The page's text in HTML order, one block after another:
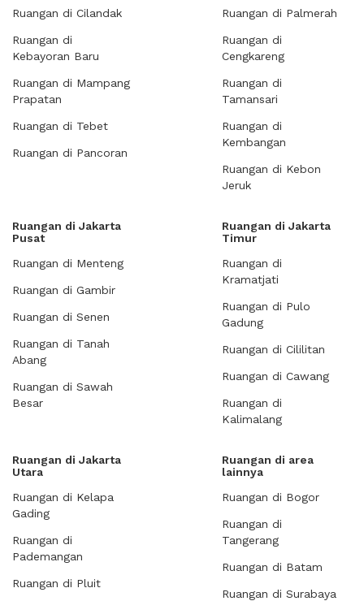
Ruangan di Cilandak
Ruangan di
Kebayoran Baru
Ruangan di Mampang
Prapatan
Ruangan di Tebet
Ruangan di Pancoran
Ruangan di Palmerah
Ruangan di
Cengkareng
Ruangan di
Tamansari
Ruangan di
Kembangan
Ruangan di Kebon
Jeruk
Ruangan di Jakarta
Pusat
Ruangan di Menteng
Ruangan di Gambir
Ruangan di Senen
Ruangan di Tanah
Abang
Ruangan di Sawah
Besar
Ruangan di Jakarta
Timur
Ruangan di
Kramatjati
Ruangan di Pulo
Gadung
Ruangan di Cililitan
Ruangan di Cawang
Ruangan di
Kalimalang
Ruangan di Jakarta
Utara
Ruangan di Kelapa
Gading
Ruangan di
Pademangan
Ruangan di Pluit
Ruangan di area
lainnya
Ruangan di Bogor
Ruangan di
Tangerang
Ruangan di Batam
Ruangan di Surabaya